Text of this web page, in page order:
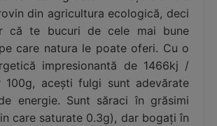
din agricultura ecologică, deci
că te bucuri de cele mai bune
care natura le poate oferi. Cu o
impresionantă de 1466kj /
100g, acești fulgi sunt adevărate
energie. Sunt săraci în grăsimi
care saturate 0.3g), dar bogați în